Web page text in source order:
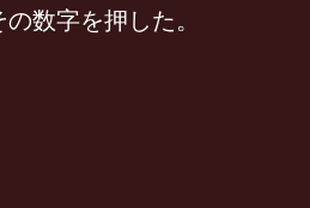
数字を押した。